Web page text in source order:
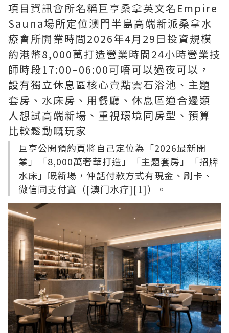
項目資訊會所名稱巨亨桑拿英文名Empire
Sauna場所定位澳門半島高端新派桑拿水
療會所開業時間2026年4月29日投資規模
約港幣8,000萬打造營業時間24小時營業技
師時段17:00–06:00可唔可以過夜可以，
設有獨立休息區核心賣點雲石浴池、主題
套房、水床房、用餐廳、休息區適合邊類
人想試高端新場、重視環境同房型、預算
比較鬆動嘅玩家
巨亨公開預約頁將自己定位為「2026最新開
業」「8,000萬奢華打造」「主題套房」「招牌
水床」嘅新場，仲話付款方式有現金、刷卡、
微信同支付寶（[澳门水疗][1]）。